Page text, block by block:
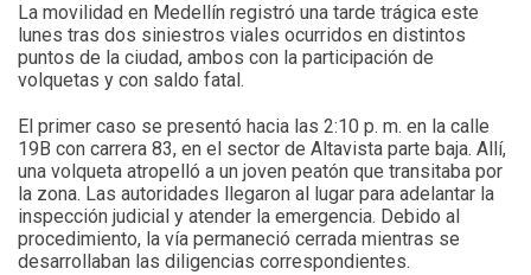
La movilidad en Medellín registró una tarde trágica este
lunes tras dos siniestros viales ocurridos en distintos
puntos de la ciudad, ambos con la participación de
volquetas y con saldo fatal.
El primer caso se presentó hacia las 2:10 p. m. en la calle
19B con carrera 83, en el sector de Altavista parte baja. Allí,
una volqueta atropelló a un joven peatón que transitaba por
la zona. Las autoridades llegaron al lugar para adelantar la
inspección judicial y atender la emergencia. Debido al
procedimiento, la vía permaneció cerrada mientras se
desarrollaban las diligencias correspondientes.